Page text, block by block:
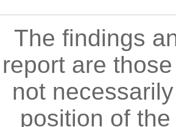
The findings
report are
not
position of